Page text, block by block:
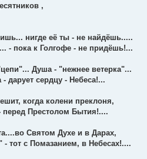
,
нигде её ты - не найдёшь.....
- пока к Голгофе - не придёшь!...
Душа - "нежнее ветерка"...
дарует сердцу - Небеса!...
когда колени преклоня,
Престолом Бытия!....
Святом Духе и в Дарах,
тот с Помазанием, в Небесах!....